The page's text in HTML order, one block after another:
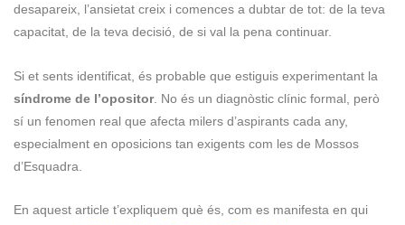
desapareix, l’ansietat creix i comences a dubtar de tot: de la teva
capacitat, de la teva decisió, de si val la pena continuar.
Si et sents identificat, és probable que estiguis experimentant la
síndrome de l’opositor. No és un diagnòstic clínic formal, però
sí un fenomen real que afecta milers d’aspirants cada any,
especialment en oposicions tan exigents com les de Mossos
d’Esquadra.
En aquest article t’expliquem què és, com es manifesta en qui